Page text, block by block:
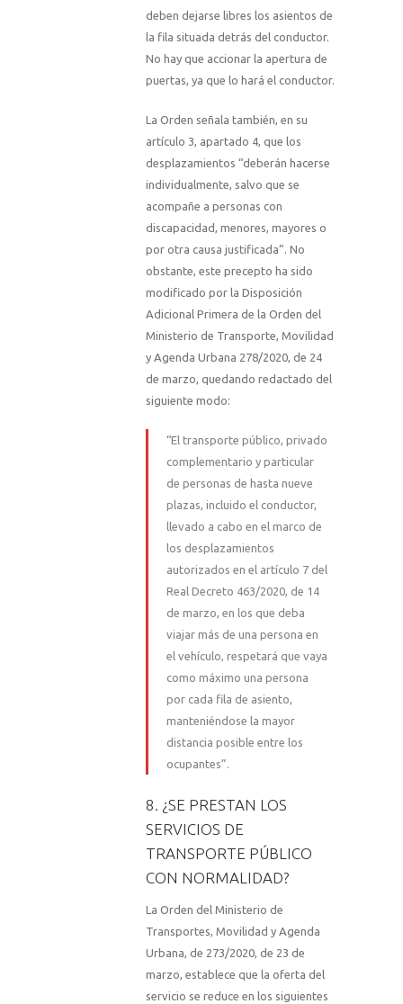
deben dejarse libres los asientos de
la fila situada detrás del conductor.
No hay que accionar la apertura de
puertas, ya que lo hará el conductor.
La Orden señala también, en su
artículo 3, apartado 4, que los
desplazamientos “deberán hacerse
individualmente, salvo que se
acompañe a personas con
discapacidad, menores, mayores o
por otra causa justificada”. No
obstante, este precepto ha sido
modificado por la Disposición
Adicional Primera de la Orden del
Ministerio de Transporte, Movilidad
y Agenda Urbana 278/2020, de 24
de marzo, quedando redactado del
siguiente modo:
“El transporte público, privado
complementario y particular
de personas de hasta nueve
plazas, incluido el conductor,
llevado a cabo en el marco de
los desplazamientos
autorizados en el artículo 7 del
Real Decreto 463/2020, de 14
de marzo, en los que deba
viajar más de una persona en
el vehículo, respetará que vaya
como máximo una persona
por cada fila de asiento,
manteniéndose la mayor
distancia posible entre los
ocupantes”.
8. ¿SE PRESTAN LOS
SERVICIOS DE
TRANSPORTE PÚBLICO
CON NORMALIDAD?
La Orden del Ministerio de
Transportes, Movilidad y Agenda
Urbana, de 273/2020, de 23 de
marzo, establece que la oferta del
servicio se reduce en los siguientes